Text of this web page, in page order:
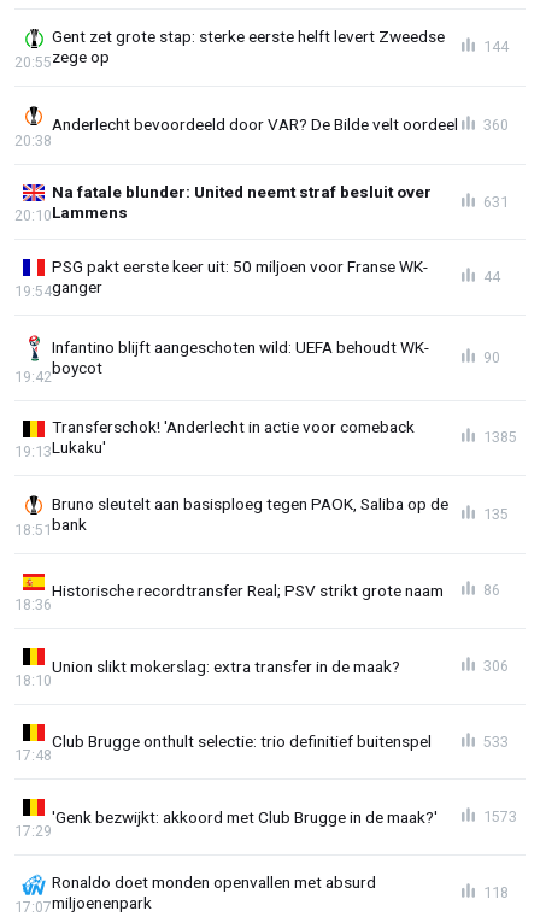
Gent zet grote stap: sterke eerste helft levert Zweedse
zege op
20:55
144
Anderlecht bevoordeeld door VAR? De Bilde velt oordeel
20:38
360
Na fatale blunder: United neemt straf besluit over
Lammens
20:10
631
PSG pakt eerste keer uit: 50 miljoen voor Franse WK-
ganger
19:54
44
Infantino blijft aangeschoten wild: UEFA behoudt WK-
boycot
19:42
90
Transferschok! 'Anderlecht in actie voor comeback
Lukaku'
19:13
1385
Bruno sleutelt aan basisploeg tegen PAOK, Saliba op de
bank
18:51
135
Historische recordtransfer Real; PSV strikt grote naam
18:36
86
Union slikt mokerslag: extra transfer in de maak?
18:10
306
Club Brugge onthult selectie: trio definitief buitenspel
17:48
533
'Genk bezwijkt: akkoord met Club Brugge in de maak?'
17:29
1573
Ronaldo doet monden openvallen met absurd
miljoenenpark
17:07
118